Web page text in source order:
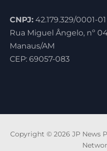
CNPJ: 42.179.329/0001-01
Rua Miguel Ângelo, nº
Manaus/AM
CEP: 69057-083
Copyright © 2026 JP News